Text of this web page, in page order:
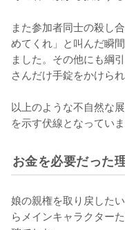
また参加者同士の殺し
めてくれ」と叫んだ瞬
ました。その他にも綱
さんだけ手錠をかけられ
以上のような不自然な
を示す伏線となっていま
お金を必要だった
娘の親権を取り戻した
らメインキャラクター